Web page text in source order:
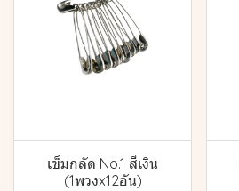
เข็มกลัด No.1 สีเงิน
(1พวงx12อัน)